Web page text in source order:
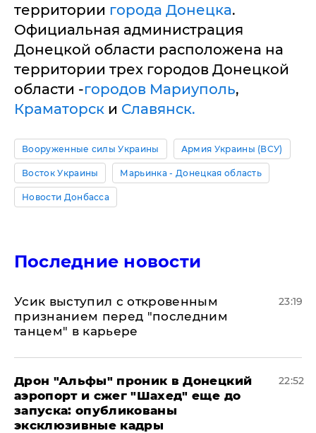
территории города Донецка.
Официальная администрация
Донецкой области расположена на
территории трех городов Донецкой
области -городов Мариуполь,
Краматорск и Славянск.
Вооруженные силы Украины Армия Украины (ВСУ)
Восток Украины Марьинка - Донецкая область
Новости Донбасса
Последние новости
Усик выступил с откровенным
признанием перед "последним
танцем" в карьере
23:19
Дрон "Альфы" проник в Донецкий
аэропорт и сжег "Шахед" еще до
запуска: опубликованы
эксклюзивные кадры
22:52